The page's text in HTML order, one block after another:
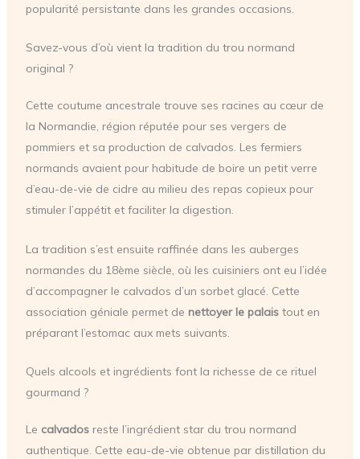
popularité persistante dans les grandes occasions.
Savez-vous d’où vient la tradition du trou normand
original ?
Cette coutume ancestrale trouve ses racines au cœur de
la Normandie, région réputée pour ses vergers de
pommiers et sa production de calvados. Les fermiers
normands avaient pour habitude de boire un petit verre
d’eau-de-vie de cidre au milieu des repas copieux pour
stimuler l’appétit et faciliter la digestion.
La tradition s’est ensuite raffinée dans les auberges
normandes du 18ème siècle, où les cuisiniers ont eu l’idée
d’accompagner le calvados d’un sorbet glacé. Cette
association géniale permet de nettoyer le palaistout en
préparant l’estomac aux mets suivants.
Quels alcools et ingrédients font la richesse de ce rituel
gourmand ?
Le calvadosreste l’ingrédient star du trou normand
authentique. Cette eau-de-vie obtenue par distillation du